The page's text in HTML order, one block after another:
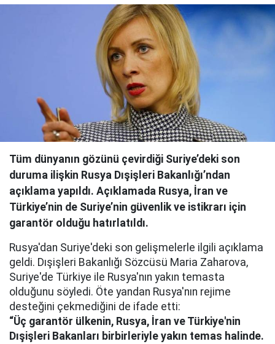
Tüm dünyanın gözünü çevirdiği Suriye’deki son
duruma ilişkin Rusya Dışişleri Bakanlığı’ndan
açıklama yapıldı. Açıklamada Rusya, İran ve
Türkiye’nin de Suriye’nin güvenlik ve istikrarı için
garantör olduğu hatırlatıldı.
Rusya'dan Suriye'deki son gelişmelerle ilgili açıklama
geldi. Dışişleri Bakanlığı Sözcüsü Maria Zaharova,
Suriye'de Türkiye ile Rusya'nın yakın temasta
olduğunu söyledi. Öte yandan Rusya'nın rejime
desteğini çekmediğini de ifade etti:
“Üç garantör ülkenin, Rusya, İran ve Türkiye'nin
Dışişleri Bakanları birbirleriyle yakın temas halinde.